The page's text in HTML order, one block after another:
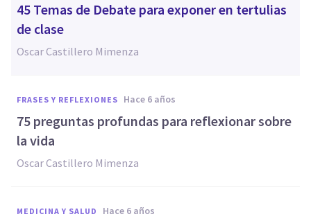
45 Temas de Debate para exponer en tertulias
de clase
Oscar Castillero Mimenza
FRASES Y REFLEXIONES hace 6 años
75 preguntas profundas para reflexionar sobre
la vida
Oscar Castillero Mimenza
MEDICINA Y SALUD hace 6 años